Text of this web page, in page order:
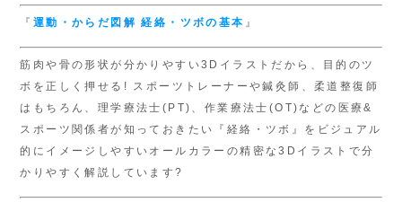
『 運動・からだ図解経絡・ツボの基本 』
筋肉や骨の形状が分かりやすい3Dイラストだから、目的のツ
ボを正しく押せる! スポーツトレーナーや鍼灸師、柔道整復師
はもちろん、理学療法士(PT)、作業療法士(OT)などの医療&
スポーツ関係者が知っておきたい『経絡・ツボ』をビジュアル
的にイメージしやすいオールカラーの精密な3Dイラストで分
かりやすく解説しています?